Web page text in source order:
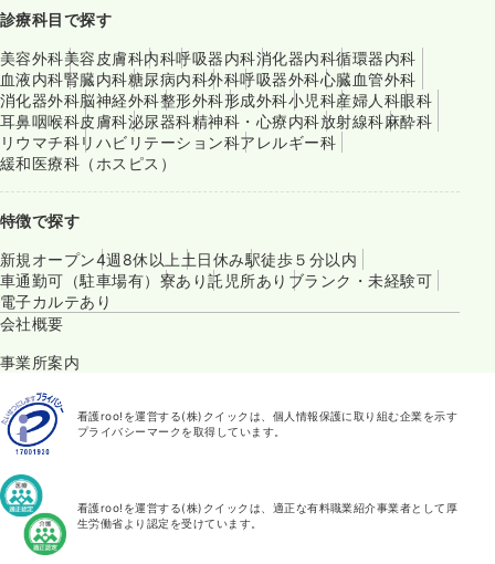
診療科目で探す
美容外科美容皮膚科内科呼吸器内科消化器内科循環器内科
血液内科腎臓内科糖尿病内科外科呼吸器外科心臓血管外科
消化器外科脳神経外科整形外科形成外科小児科産婦人科眼科
耳鼻咽喉科皮膚科泌尿器科精神科・心療内科放射線科麻酔科
リウマチ科リハビリテーション科アレルギー科
緩和医療科（ホスピス）
特徴で探す
新規オープン4週8休以上 土日休み駅徒歩５分以内
車通勤可（駐車場有） 寮あり託児所あり ブランク・未経験可
電子カルテあり
会社概要
事業所案内
看護roo!を運営する(株)クイックは、個人情報保護に取り組む企業を示す
プライバシーマークを取得しています。
看護roo!を運営する(株)クイックは、適正な有料職業紹介事業者として厚
生労働省より認定を受けています。